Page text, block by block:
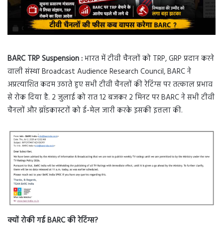
BARC TRP Suspension :भारत में टीवी चैनलों को TRP, GRP प्रदान करने
वाली संस्था Broadcast Audience Research Council, BARC ने
अप्रत्याशित कदम उठाते हुए सभी टीवी चैनलों की रेटिंग्स पर तत्काल प्रभाव
से रोक दिया है. 2 जुलाई को रात 12 बजकर 2 मिनट पर BARC ने सभी टीवी
चैनलों और ब्रॉडकास्टरों को ई-मेल जारी करके इसकी इत्तला की.
क्यों रोकी गईBARC की रेटिंग्स?